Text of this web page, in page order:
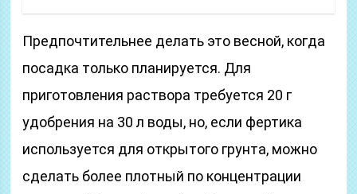
Предпочтительнее делать это весной, когда
посадка только планируется. Для
приготовления раствора требуется 20 г
удобрения на 30 л воды, но, если фертика
используется для открытого грунта, можно
сделать более плотный по концентрации